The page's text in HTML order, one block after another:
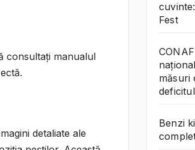
consultați manualul
detaliate ale
Fest
măsuri
Benzi